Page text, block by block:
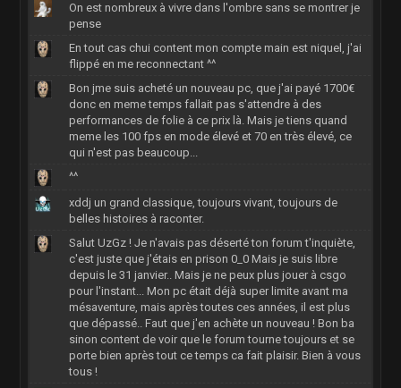
On est nombreux à vivre dans l'ombre sans se montrer je
pense
En tout cas chui content mon compte main est niquel, j'ai
flippé en me reconnectant ^^
Bon jme suis acheté un nouveau pc, que j'ai payé 1700€
donc en meme temps fallait pas s'attendre à des
performances de folie à ce prix là. Mais je tiens quand
meme les 100 fps en mode élevé et 70 en très élevé, ce
qui n'est pas beaucoup...
^^
xddj un grand classique, toujours vivant, toujours de
belles histoires à raconter.
Salut UzGz ! Je n'avais pas déserté ton forum t'inquiète,
c'est juste que j'étais en prison 0_0 Mais je suis libre
depuis le 31 janvier.. Mais je ne peux plus jouer à csgo
pour l'instant... Mon pc était déjà super limite avant ma
mésaventure, mais après toutes ces années, il est plus
que dépassé.. Faut que j'en achète un nouveau ! Bon ba
sinon content de voir que le forum tourne toujours et se
porte bien après tout ce temps ca fait plaisir. Bien à vous
tous !